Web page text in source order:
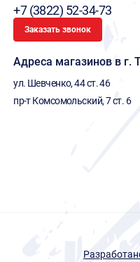
+7 (3822) 52-34-73
Заказать звонок
Адреса магазинов в г.
ул. Шевченко, 44 ст. 46
пр-т Комсомольский, 7 ст. 6